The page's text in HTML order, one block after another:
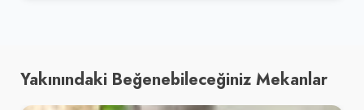
Yakınındaki Beğenebileceğiniz Mekanlar